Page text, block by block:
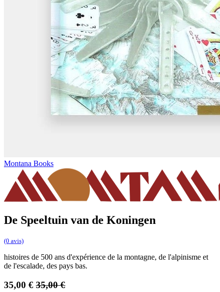
Montana Books
De Speeltuin van de Koningen
(0 avis)
histoires de 500 ans d'expérience de la montagne, de l'alpinisme et
de l'escalade, des pays bas.
35,00 € 35,00€